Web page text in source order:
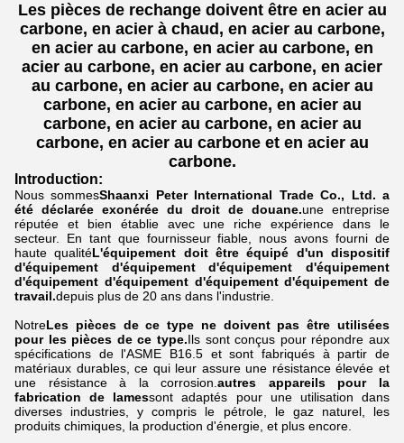
Les pièces de rechange doivent être en acier au
carbone, en acier à chaud, en acier au carbone,
en acier au carbone, en acier au carbone, en
acier au carbone, en acier au carbone, en acier
au carbone, en acier au carbone, en acier au
carbone, en acier au carbone, en acier au
carbone, en acier au carbone, en acier au
carbone, en acier au carbone et en acier au
carbone.
Introduction:
Nous sommesShaanxi Peter International Trade Co., Ltd. a
été déclarée exonérée du droit de douane.une entreprise
réputée et bien établie avec une riche expérience dans le
secteur.
En tant que fournisseur fiable, nous avons fourni de
haute qualitéL'équipement doit être équipé d'un dispositif
d'équipement d'équipement d'équipement d'équipement
d'équipement d'équipement d'équipement d'équipement de
travail.depuis plus de 20 ans dans l'industrie.
NotreLes pièces de ce type ne doivent pas être utilisées
pour les pièces de ce type.Ils sont conçus pour répondre aux
spécifications de l'ASME B16.5 et sont fabriqués à partir de
matériaux durables, ce qui leur assure une résistance élevée et
une résistance à la corrosion.autres appareils pour la
fabrication de lamessont adaptés pour une utilisation dans
diverses industries, y compris le pétrole, le gaz naturel, les
produits chimiques, la production d'énergie, et plus encore.